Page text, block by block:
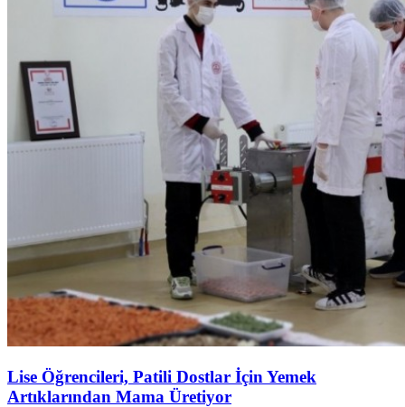
Lise Öğrencileri, Patili Dostlar İçin Yemek
Artıklarından Mama Üretiyor